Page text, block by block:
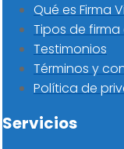
Qué es Firma
Tipos de
Testimonios
Términos y
Política de
Servicios